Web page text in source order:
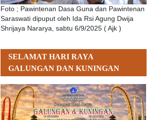
Foto ; Pawintenan Dasa Guna dan Pawintenan
Saraswati dipuput oleh Ida Rsi Agung Dwija
Shrijaya Nararya, sabtu 6/9/2025 ( Ajk )
SELAMAT HARI RAYA
GALUNGAN DAN KUNINGAN